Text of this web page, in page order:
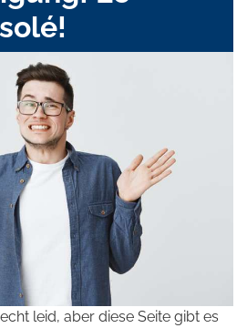
leid, aber diese Seite gibt es